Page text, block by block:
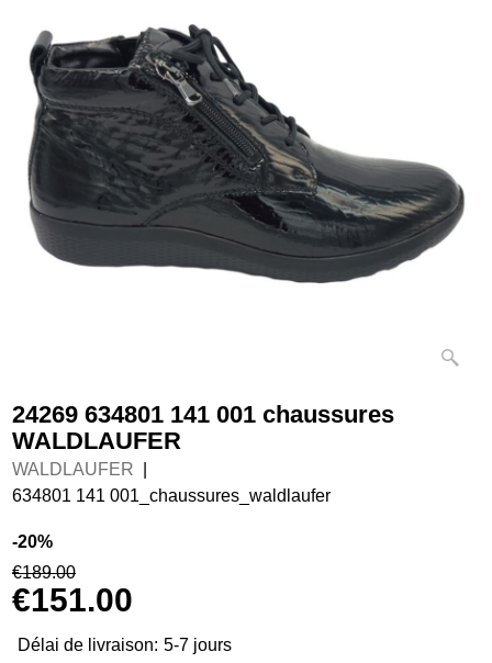
24269 634801 141 001 chaussures
WALDLAUFER
WALDLAUFER
634801 141 001_chaussures_waldlaufer
-20%
€189.00
€151.00
Délai de livraison: 5-7 jours